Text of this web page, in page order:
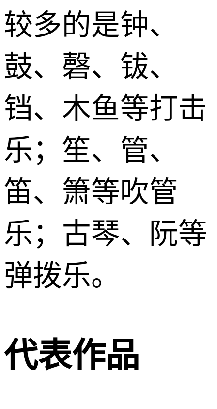
较多的是钟、
鼓、磬、钹、
铛、木鱼等打击
乐；笙、管、
笛、箫等吹管
乐；古琴、阮等
弹拨乐。
代表作品